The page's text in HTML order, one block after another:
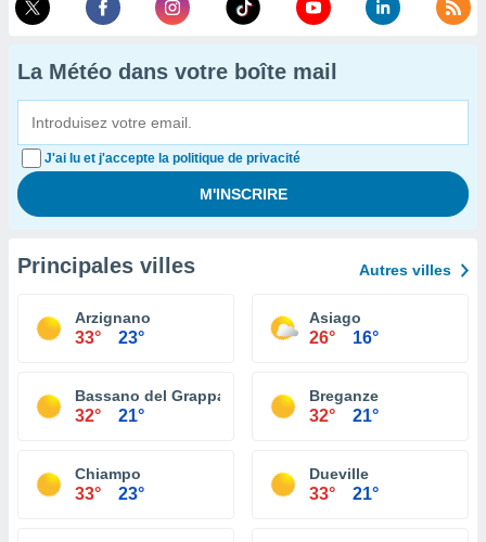
La Météo dans votre boîte mail
J'ai lu et j'accepte la politique de privacité
Principales villes Autres villes
Arzignano
33° 23°
Asiago
26° 16°
Bassano del Grappa
32° 21°
Breganze
32° 21°
Chiampo
33° 23°
Dueville
33° 21°